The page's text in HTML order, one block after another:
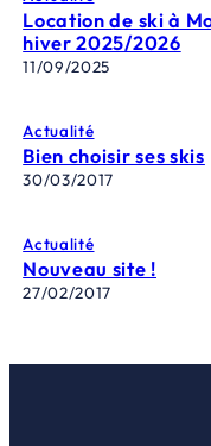
Location de ski à
hiver 2025/2026
11/09/2025
Actualité
Bien choisir ses skis
30/03/2017
Actualité
Nouveau site !
27/02/2017